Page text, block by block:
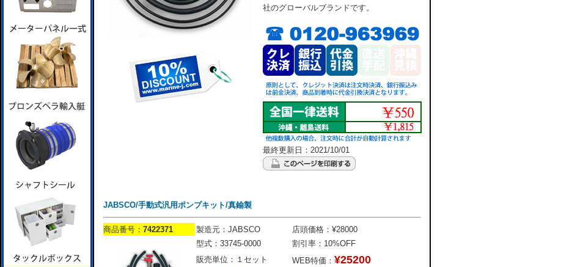
社のグローバルブランドです。
最終更新日：2021/10/01
JABSCO/手動式汎用ポンプキット/真鍮製
商品番号： 7422371 製造元：JABSCO
店頭価格：¥28000
型式：33745-0000
割引率：10%OFF
販売単位：１セット
WEB特価： ¥25200